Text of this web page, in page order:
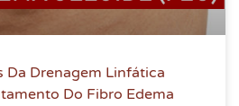
Da Drenagem Linfática
Do Fibro Edema